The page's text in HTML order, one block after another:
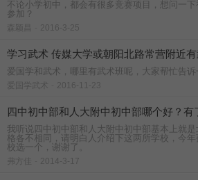
不论小学初中，都会有很多竞赛项目，想问一
参加？
森颖昌 2016-3-25
学习武术 传媒大学或朝阳北路常营附近
爱国学和武术，哪里有武术班呢，大家帮忙告诉
爱国学武术 2016-11-23
四中初中部和人大附中初中部哪个好？有
我听说四中初中部和人大附中初中部基本上就
格各不相同，请明白人介绍下这两所学校，今
校选一个，谢谢了。
2014-3-17